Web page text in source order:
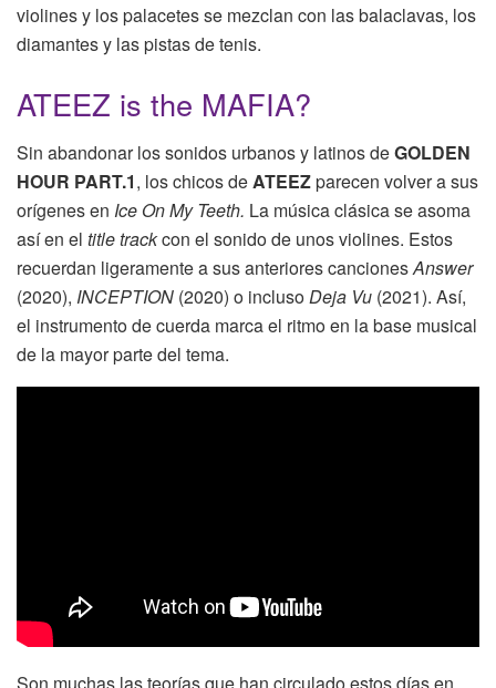
violines y los palacetes se mezclan con las balaclavas, los
diamantes y las pistas de tenis.
ATEEZ is the MAFIA?
Sin abandonar los sonidos urbanos y latinos deGOLDEN
HOUR PART.1, los chicos deATEEZparecen volver a sus
orígenes en Ice On My Teeth. La música clásica se asoma
así en el title trackcon el sonido de unos violines. Estos
recuerdan ligeramente a sus anteriores cancionesAnswer
(2020), INCEPTION (2020) o inclusoDeja Vu (2021). Así,
el instrumento de cuerda marca el ritmo en la base musical
de la mayor parte del tema.